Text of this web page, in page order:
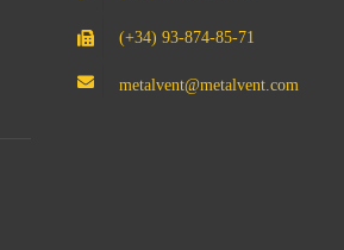
(+34) 93-874-85-71
metalvent@metalvent.com